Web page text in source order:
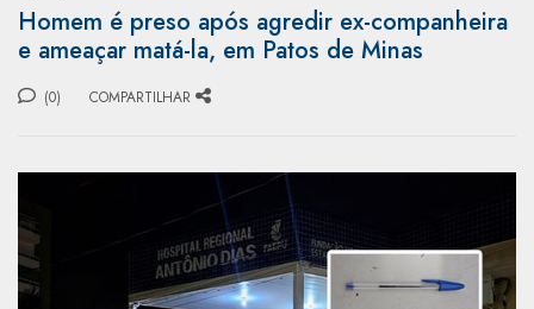
Homem é preso após agredir ex-companheira
e ameaçar matá-la, em Patos de Minas
(0) COMPARTILHAR